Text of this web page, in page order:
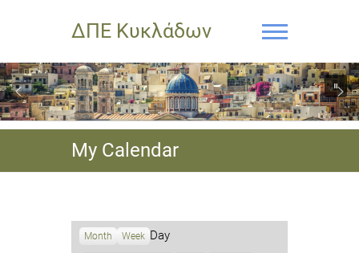
ΔΠΕ Κυκλάδων
My Calendar
Month Week Day